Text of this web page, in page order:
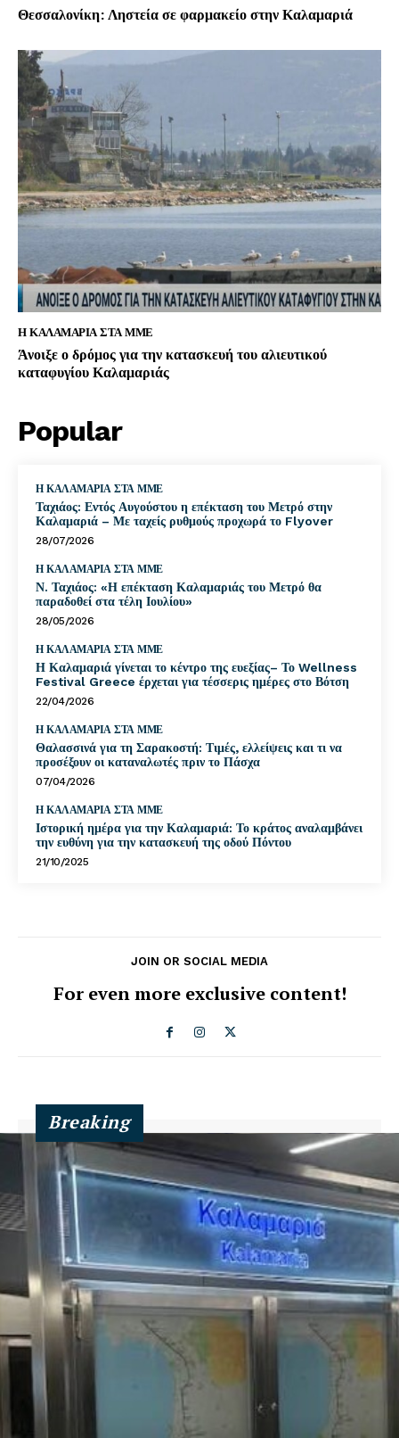
Θεσσαλονίκη: Ληστεία σε φαρμακείο στην Καλαμαριά
Η ΚΑΛΑΜΑΡΙΑ ΣΤΑ ΜΜΕ
Άνοιξε ο δρόμος για την κατασκευή του αλιευτικού
καταφυγίου Καλαμαριάς
Popular
Η ΚΑΛΑΜΑΡΙΑ ΣΤΑ ΜΜΕ
Ταχιάος: Εντός Αυγούστου η επέκταση του Μετρό στην
Καλαμαριά – Με ταχείς ρυθμούς προχωρά το Flyover
28/07/2026
Η ΚΑΛΑΜΑΡΙΑ ΣΤΑ ΜΜΕ
Ν. Ταχιάος: «Η επέκταση Καλαμαριάς του Μετρό θα
παραδοθεί στα τέλη Ιουλίου»
28/05/2026
Η ΚΑΛΑΜΑΡΙΑ ΣΤΑ ΜΜΕ
Η Καλαμαριά γίνεται το κέντρο της ευεξίας– Το Wellness
Festival Greece έρχεται για τέσσερις ημέρες στο Βότση
22/04/2026
Η ΚΑΛΑΜΑΡΙΑ ΣΤΑ ΜΜΕ
Θαλασσινά για τη Σαρακοστή: Τιμές, ελλείψεις και τι να
προσέξουν οι καταναλωτές πριν το Πάσχα
07/04/2026
Η ΚΑΛΑΜΑΡΙΑ ΣΤΑ ΜΜΕ
Ιστορική ημέρα για την Καλαμαριά: Το κράτος αναλαμβάνει
την ευθύνη για την κατασκευή της οδού Πόντου
21/10/2025
JOIN OR SOCIAL MEDIA
For even more exclusive content!
Breaking